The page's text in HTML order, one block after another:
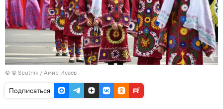
© © Sputnik / Амир Исаев
Подписаться